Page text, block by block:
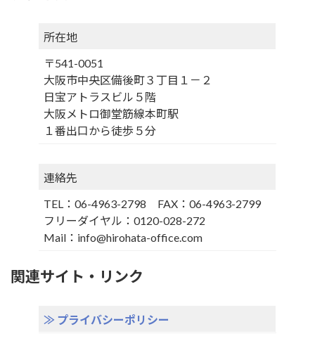
所在地
〒541-0051
大阪市中央区備後町３丁目１－２
日宝アトラスビル５階
大阪メトロ御堂筋線本町駅
１番出口から徒歩５分
連絡先
TEL：06-4963-2798 FAX：06-4963-2799
フリーダイヤル ：0120-028-272
Mail：info@hirohata-office.com
関連サイト・リンク
≫ プライバシーポリシー